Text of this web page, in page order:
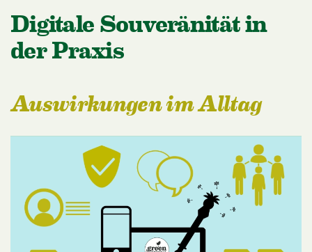
Digitale Souveränität in
der Praxis
Auswirkungen im Alltag